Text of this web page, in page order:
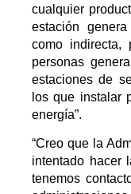
cualquier
estación
como
personas
estaciones de
los que instalar
energía”.
“Creo que la
intentado hacer
tenemos